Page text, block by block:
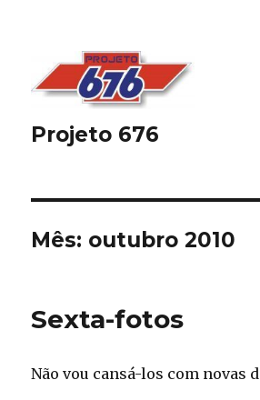
Projeto 676
Mês: outubro 2010
Sexta-fotos
Não vou cansá-los com novas